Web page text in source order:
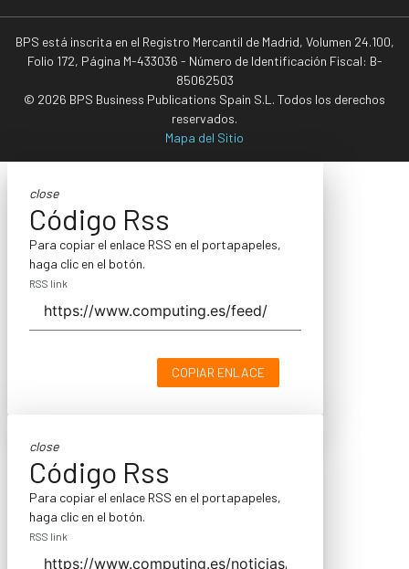
BPS está inscrita en el Registro Mercantil de Madrid, Volumen 24.100,
Folio 172, Página M-433036 - Número de Identificación Fiscal: B-
85062503
© 2026 BPS Business Publications Spain S.L. Todos los derechos
reservados.
Mapa del Sitio
close
Código Rss
Para copiar el enlace RSS en el portapapeles,
haga clic en el botón.
RSS link
COPIAR ENLACE
close
Código Rss
Para copiar el enlace RSS en el portapapeles,
haga clic en el botón.
RSS link